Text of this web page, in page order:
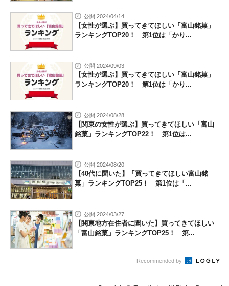
公開 2024/04/14
【女性が選ぶ】買ってきてほしい「富山銘菓」
ランキングTOP20！ 第1位は「かり...
公開 2024/09/03
【女性が選ぶ】買ってきてほしい「富山銘菓」
ランキングTOP20！ 第1位は「かり...
公開 2024/08/28
【関東の女性が選ぶ】買ってきてほしい「富山
銘菓」ランキングTOP22！ 第1位は...
公開 2024/08/20
【40代に聞いた】「買ってきてほしい富山銘
菓」ランキングTOP25！ 第1位は「...
公開 2024/03/27
【関東地方在住者に聞いた】買ってきてほしい
「富山銘菓」ランキングTOP25！ 第...
Recommended by